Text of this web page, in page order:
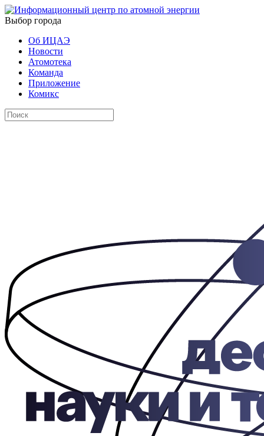
Выбор города
Об ИЦАЭ
Новости
Атомотека
Команда
Приложение
Комикс